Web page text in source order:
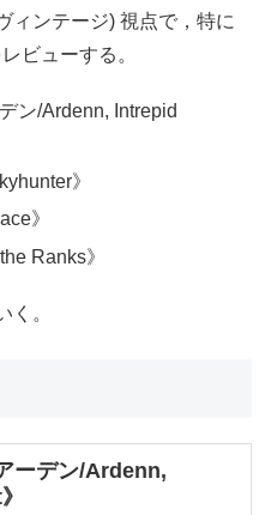
ィンテージ) 視点で，特に
ビューする。
ン/Ardenn, Intrepid
》
》
Ranks》
く。
ーデン/Ardenn,